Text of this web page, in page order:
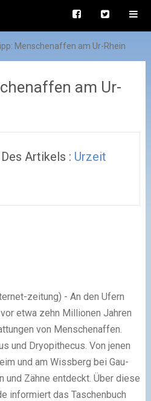
Menschenaffen am Ur-Rhein
am Ur-
Artikels : Urzeit
zeitung) - An den Ufern
etwa zehn Millionen Jahren
von Menschenaffen.
und Dryopithecus. Von jenen
und am Wissberg bei Gau-
und Zähne entdeckt. Über diese
informiert das Taschenbuch